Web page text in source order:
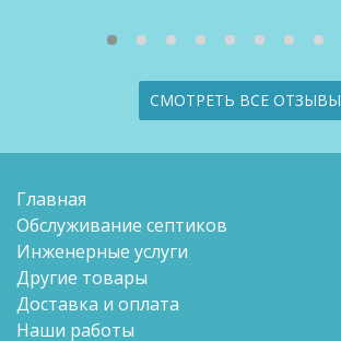
СМОТРЕТЬ ВСЕ ОТЗЫВЫ
Главная
Обслуживание септиков
Инженерные услуги
Другие товары
Доставка и оплата
Наши работы